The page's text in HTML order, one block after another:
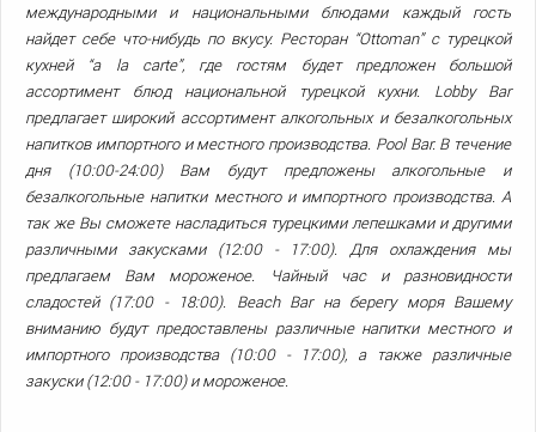
международными и национальными блюдами каждый гость
найдет себе что-нибудь по вкусу. Ресторан “Ottoman” с турецкой
кухней “a la carte”, где гостям будет предложен большой
ассортимент блюд национальной турецкой кухни. Lobby Bar
предлагает широкий ассортимент алкогольных и безалкогольных
напитков импортного и местного производства. Pool Bar. В течение
дня (10:00-24:00) Вам будут предложены алкогольные и
безалкогольные напитки местного и импортного производства. А
так же Вы сможете насладиться турецкими лепешками и другими
различными закусками (12:00 - 17:00). Для охлаждения мы
предлагаем Вам мороженое. Чайный час и разновидности
сладостей (17:00 - 18:00). Beach Bar на берегу моря Вашему
вниманию будут предоставлены различные напитки местного и
импортного производства (10:00 - 17:00), а также различные
закуски (12:00 - 17:00) и мороженое.